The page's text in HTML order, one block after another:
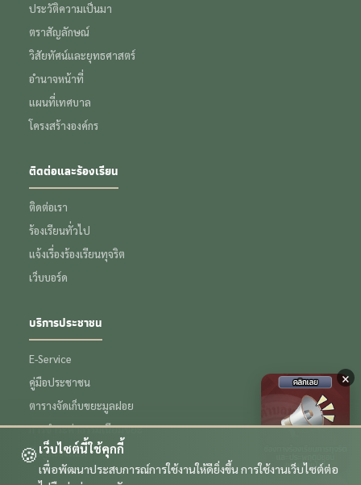
🍪 เว็บไซต์นี้ใช้คุกกี้
เพื่อพัฒนาประสบการณ์การใช้งานให้ดียิ่งขึ้น การใช้งานเว็บไซต์ต่อ
ประวัติความเป็นมา
ตราสัญลักษณ์
วิสัยทัศน์และยุทธศาสตร์
อำนาจหน้าที่
แผนที่เทศบาล
โครงสร้างองค์กร
ติดต่อและร้องเรียน
ติดต่อเรา
ร้องเรียนทั่วไป
แจ้งเรื่องร้องเรียนทุจริต
เว็บบอร์ด
บริการประชาชน
E-Service
คู่มือประชาชน
ตารางจัดเก็บขยะมูลฝอย
การชำระค่าธรรมเนียมขยะ
ข้อมูลเชิงสถิติ
×